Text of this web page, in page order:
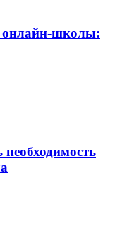
онлайн-школы:
необходимость